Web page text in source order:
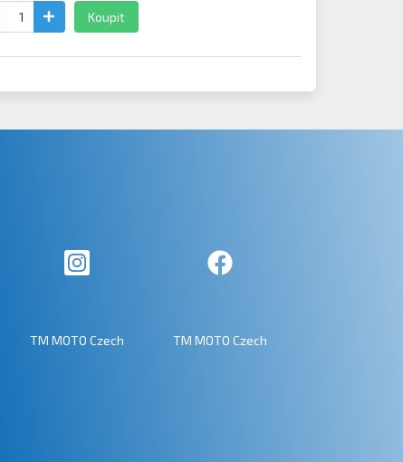
Koupit
TM MOTO Czech TM MOTO Czech